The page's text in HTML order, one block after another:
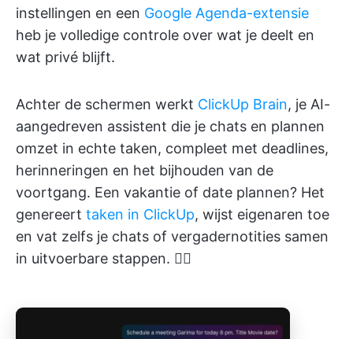
instellingen en een Google Agenda-extensie
heb je volledige controle over wat je deelt en
wat privé blijft.
Achter de schermen werkt ClickUp Brain, je AI-
aangedreven assistent die je chats en plannen
omzet in echte taken, compleet met deadlines,
herinneringen en het bijhouden van de
voortgang. Een vakantie of date plannen? Het
genereert taken in ClickUp, wijst eigenaren toe
en vat zelfs je chats of vergadernotities samen
in uitvoerbare stappen. 👇🏼